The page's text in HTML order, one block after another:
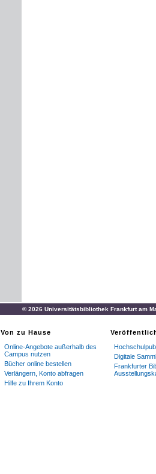
© 2026 Universitätsbibliothek Frankfurt am
Von zu Hause
Online-Angebote außerhalb des
Campus nutzen
Bücher online bestellen
Verlängern, Konto abfragen
Hilfe zu Ihrem Konto
Digitale
Frankfurter